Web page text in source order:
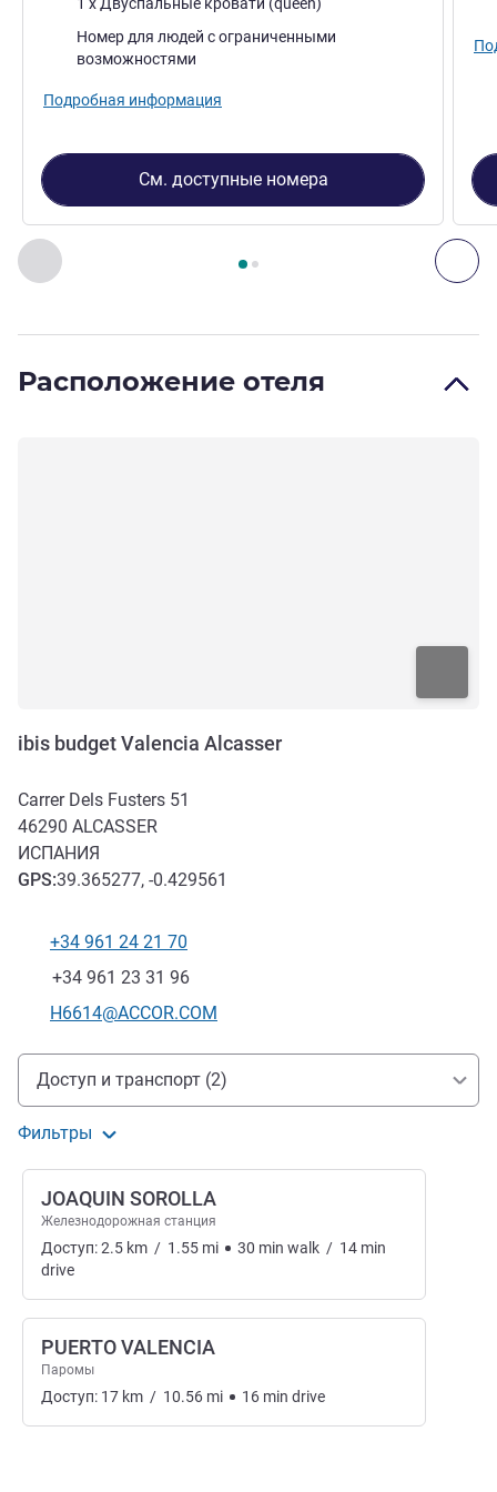
Назад - Номер
Страница , Номер 1 : Double Room with 1 double
Номер для людей с ограниченными
возможностями
Подробная информация
См. доступные номера
Расположение отеля
ibis budget Valencia Alcasser
Carrer Dels Fusters 51
46290 ALCASSER
ИСПАНИЯ
GPS:39.365277, -0.429561
Телефон
+34 961 24 21 70
Факс
+34 961 23 31 96
Контактный адрес электронной почты
H6614@ACCOR.COM
Доступ и транспорт
Доступ и транспорт (2)
Фильтры
JOAQUIN SOROLLA
Железнодорожная станция
Доступ:2.5 km / 1.55 mi 30 min walk / 14 min
drive
PUERTO VALENCIA
Паромы
Доступ: 17 km / 10.56 mi 16 min drive